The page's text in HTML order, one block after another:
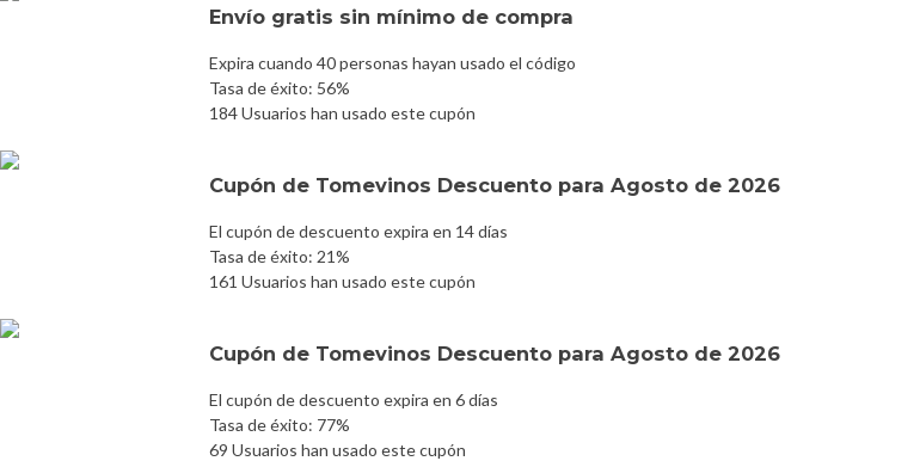
Envío gratis sin mínimo de compra
Expira cuando 40 personas hayan usado el código
Tasa de éxito: 56%
184 Usuarios han usado este cupón
Cupón de Tomevinos Descuento para Agosto de 2026
El cupón de descuento expira en 14 días
Tasa de éxito: 21%
161 Usuarios han usado este cupón
Cupón de Tomevinos Descuento para Agosto de 2026
El cupón de descuento expira en 6 días
Tasa de éxito: 77%
69 Usuarios han usado este cupón